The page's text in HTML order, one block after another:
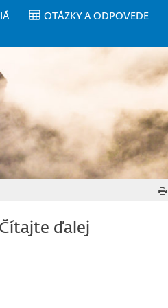
OTÁZKY A ODPOVEDE
ďalej